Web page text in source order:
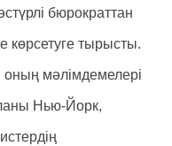
бюрократтан
көрсетуге тырысты.
мәлімдемелері
Нью-Йорк,